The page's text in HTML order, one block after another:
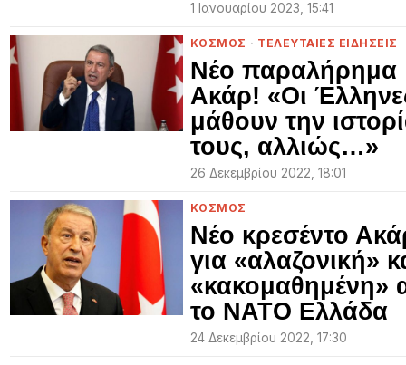
1 Ιανουαρίου 2023, 15:41
ΚΟΣΜΟΣ · ΤΕΛΕΥΤΑΙΕΣ ΕΙΔΗΣΕΙΣ
Νέο παραλήρημα
Ακάρ! «Οι
μάθουν την
τους, αλλιώς…»
26 Δεκεμβρίου 2022, 18:01
ΚΟΣΜΟΣ
Νέο κρεσέντο
για «αλαζονική»
«κακομαθημένη»
το ΝΑΤΟ Ελλάδα
24 Δεκεμβρίου 2022, 17:30